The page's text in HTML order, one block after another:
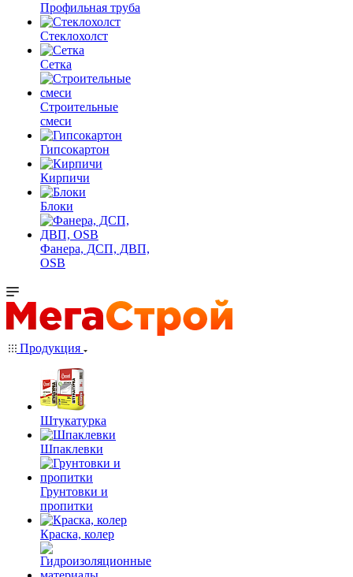
Профильная труба
Стеклохолст
Сетка
Строительные
смеси
Гипсокартон
Кирпичи
Блоки
Фанера, ДСП, ДВП,
OSB
Продукция
Штукатурка
Шпаклевки
Грунтовки и
пропитки
Краска, колер